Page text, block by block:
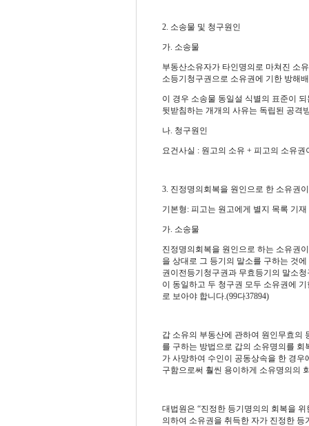
2. 소송물 및 청구원인
가. 소송물
부동산소유자가 타인명의로 마쳐진 소
소등기청구권으로 소유권에 기한 방해
이 경우 소송물 동일설 식별의 표준이
뒷받침하는 개개의 사유는 독립된 공격
나. 청구원인
요건사실 : 원고의 소유 + 피고의 소유
3. 진정명의회복을 원인으로 한 소유권
기본형: 피고는 원고에게 별지 목록 기
가. 소송물
진정명의회복을 원인으로 하는 소유권
을 상대로 그 등기의 말소를 구하는 것
권이전등기청구권과 무효등기의 말소
이 동일하고 두 청구권 모두 소유권에
로 보아야 합니다.(99다37894)
갑 소유의 부동산에 관하여 원인무효의
를 구하는 방법으로 갑의 소유명의를
가 사망하여 수인이 공동상속을 한 경
구함으로써 훨씬 용이하게 소유명의의
대법원은 “진정한 등기명의의 회복을
의하여 소유권을 취득한 자가 진정한